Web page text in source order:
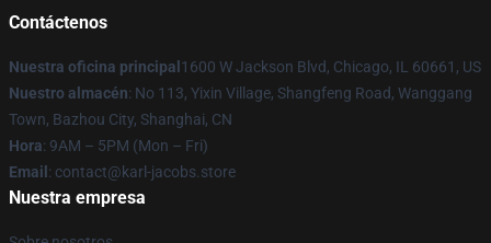
Contáctenos
Nuestra oficina principal 1600 W Jackson Blvd, Chicago, IL 60661, US
Nuestro almacén: No 113, Yixin Village, Shangfeng Road, Wanggang
Town, Bazhou City, Shanghai, CN
Hora: 9AM – 5PM (Mon – Fri)
Email : contact@karl-jacobs.store
Nuestra empresa